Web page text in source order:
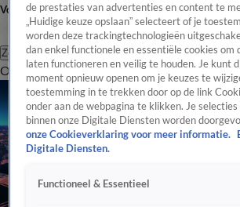
Volg Hart van Nederland
Zoeken
OverzichtRegioUitzendingenWeerTip de
de prestaties van advertenties en content te
„Huidige keuze opslaan” selecteert of je
worden deze trackingtechnologieën
dan enkel functionele en essentiële cookies om
laten functioneren en veilig te houden. Je kunt
moment opnieuw openen om je keuzes te
toestemming in te trekken door op de link
onder aan de webpagina te klikken. Je selecties
binnen onze Digitale Diensten worden
onze Cookieverklaring voor meer informatie.
Digitale Diensten.
Functioneel & Essentieel